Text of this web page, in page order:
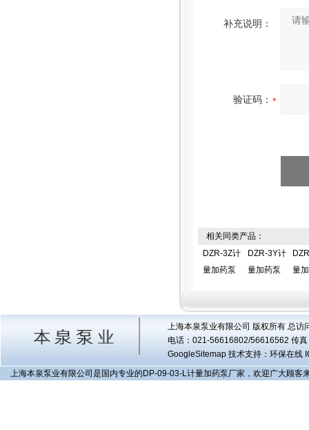
补充说明：
验证码：
相关同类产品：
DZR-3Z计
量加药泵
DZR-3Y计
量加药泵
量
上海本泉泵业有限公司 版权所有 总访
电话：021-56616802/56616562 传
GoogleSitemap技术支持：环保在线
上海本泉泵业有限公司是国内专业的DP-09-03-L计量加药泵厂家，欢迎广大顾客